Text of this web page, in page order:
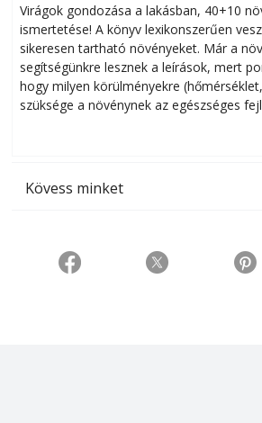
Virágok gondozása a lakásban, 40+10
ismertetése! A könyv lexikonszerűen
sikeresen tart­ha­tó növényeket. Már a
segítségünkre lesznek a leírások, mert
hogy milyen körülményekre
szüksége a növénynek az egészséges
Kövess minket